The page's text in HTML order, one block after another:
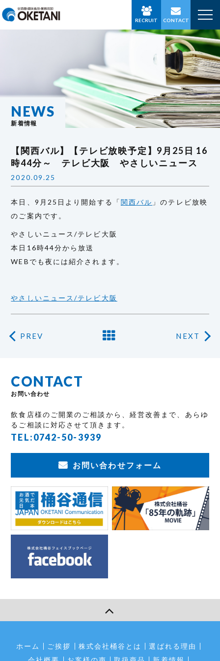
RECRUIT CONTACT
NEWS
新着情報
【関西バル】【テレビ放映予定】9月25日 16
時44分～ テレビ大阪 やさしいニュース
2020.09.25
本日、9月25日より開始する「関西バル 」のテレビ放映
のご案内です。
やさしいニュース/テレビ大阪
本日16時44分から放送
WEBでも夜には紹介されます。
やさしいニュース/テレビ大阪
PREV NEXT
CONTACT
お問い合わせ
飲食店様のご開業のご相談から、経営改善まで、あらゆ
るご相談に対応させて頂きます。
TEL:0742-50-3939
お問い合わせフォーム
ホーム ご挨拶 株式会社桶谷とは
選ばれる理由